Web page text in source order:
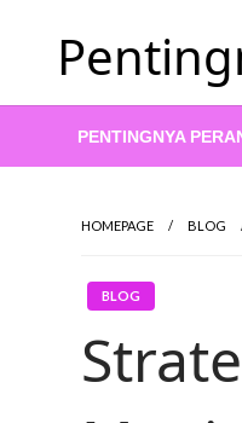
content
PENTINGNYA
HOMEPAGE BLOG
BLOG